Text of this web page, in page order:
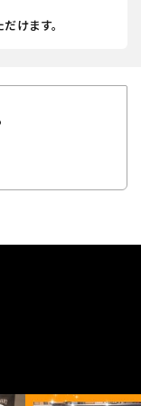
けます。